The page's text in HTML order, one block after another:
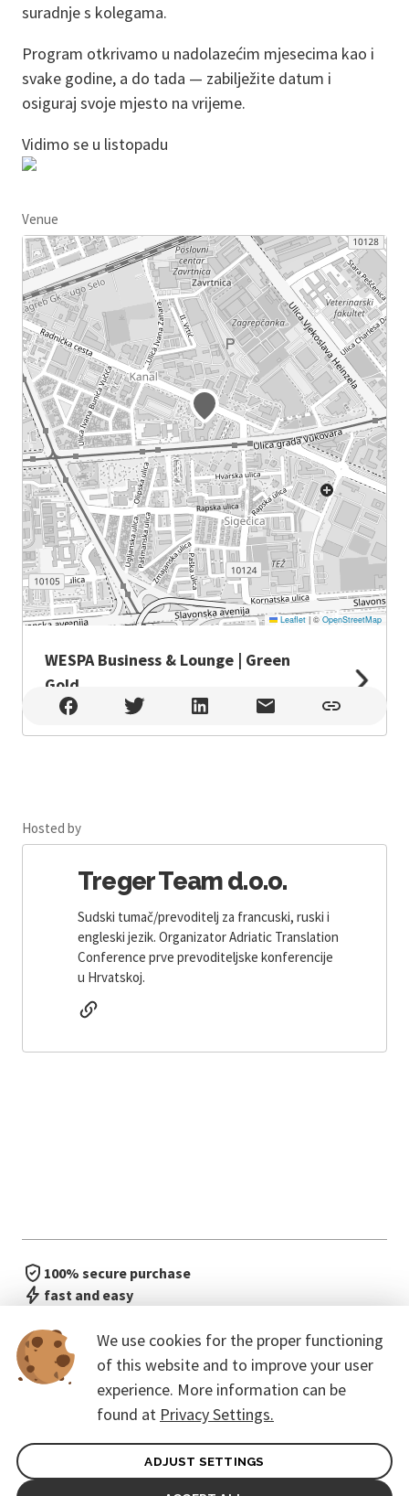
suradnje s kolegama.
Program otkrivamo u nadolazećim mjesecima kao i
svake godine, a do tada — zabilježite datum i
osiguraj svoje mjesto na vrijeme.
Vidimo se u listopadu
Venue
Leaflet |© OpenStreetMap
WESPA Business & Lounge | Green
Gold
WESPA Business & Lounge | Green Gold , Zagreb
Hosted by
Treger Team d.o.o.
Sudski tumač/prevoditelj za francuski, ruski i
engleski jezik. Organizator Adriatic Translation
Conference prve prevoditeljske konferencije
u Hrvatskoj.
We use cookies for the proper functioning
of this website and to improve your user
experience. More information can be
found at Privacy Settings.
ADJUST SETTINGS
100% secure purchase
fast and easy
General terms of contract for Customers
Protection of personal data